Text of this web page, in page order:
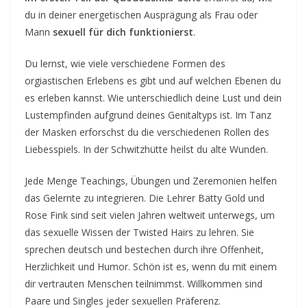
n
t
k
t
–
E
v
e
n
t
d
a
t
e
s
du in deiner energetischen Ausprägung als Frau oder
Mann sexuell für dich funktionierst.
Du lernst, wie viele verschiedene Formen des
orgiastischen Erlebens es gibt und auf welchen Ebenen du
es erleben kannst. Wie unterschiedlich deine Lust und dein
Lustempfinden aufgrund deines Genitaltyps ist. Im Tanz
der Masken erforschst du die verschiedenen Rollen des
Liebesspiels. In der Schwitzhütte heilst du alte Wunden.
Jede Menge Teachings, Übungen und Zeremonien helfen
das Gelernte zu integrieren. Die Lehrer Batty Gold und
Rose Fink sind seit vielen Jahren weltweit unterwegs, um
das sexuelle Wissen der Twisted Hairs zu lehren. Sie
sprechen deutsch und bestechen durch ihre Offenheit,
Herzlichkeit und Humor. Schön ist es, wenn du mit einem
dir vertrauten Menschen teilnimmst. Willkommen sind
Paare und Singles jeder sexuellen Präferenz.